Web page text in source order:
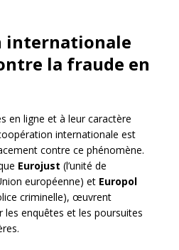
internationale
la fraude en
en ligne et à leur caractère
internationale est
contre ce phénomène.
Eurojust (l’unité de
européenne) et Europol
criminelle), œuvrent
enquêtes et les poursuites